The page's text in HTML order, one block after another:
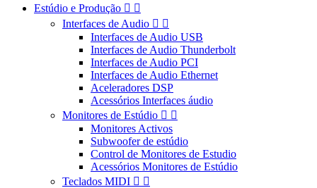
Estúdio e Produção  
Interfaces de Audio  
Interfaces de Audio USB
Interfaces de Audio Thunderbolt
Interfaces de Audio PCI
Interfaces de Audio Ethernet
Aceleradores DSP
Acessórios Interfaces áudio
Monitores de Estúdio  
Monitores Activos
Subwoofer de estúdio
Control de Monitores de Estudio
Acessórios Monitores de Estúdio
Teclados MIDI  